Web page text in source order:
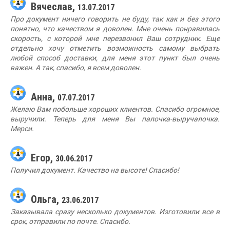
Вячеслав, 13.07.2017
Про документ ничего говорить не буду, так как и без этого
понятно, что качеством я доволен. Мне очень понравилась
скорость, с которой мне перезвонил Ваш сотрудник. Еще
отдельно хочу отметить возможность самому выбрать
любой способ доставки, для меня этот пункт был очень
важен. А так, спасибо, я всем доволен.
Анна, 07.07.2017
Желаю Вам побольше хороших клиентов. Спасибо огромное,
выручили. Теперь для меня Вы палочка-выручалочка.
Мерси.
Егор, 30.06.2017
Получил документ. Качество на высоте! Спасибо!
Ольга, 23.06.2017
Заказывала сразу несколько документов. Изготовили все в
срок, отправили по почте. Спасибо.